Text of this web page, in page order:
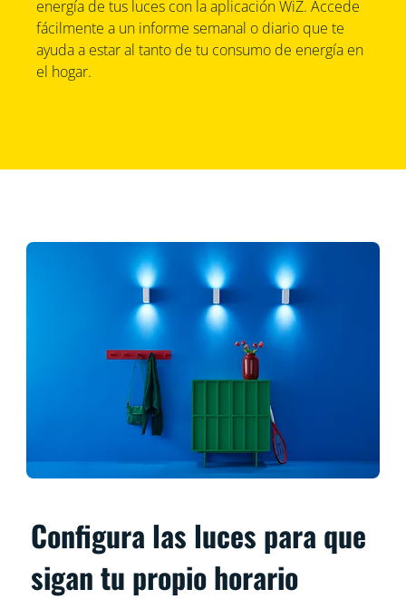
energía de tus luces con la aplicación WiZ. Accede
fácilmente a un informe semanal o diario que te
ayuda a estar al tanto de tu consumo de energía en
el hogar.
Configura las luces para que
sigan tu propio horario